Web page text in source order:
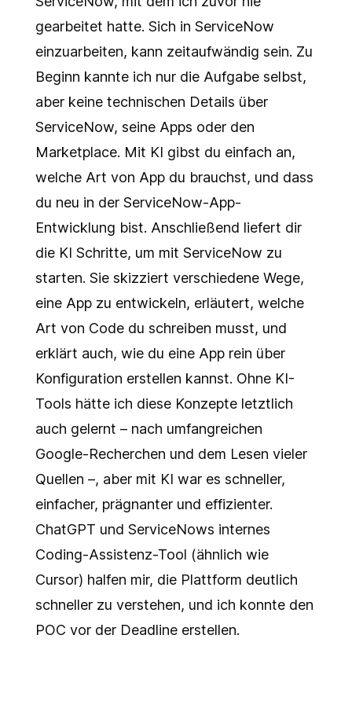
gearbeitet hatte. Sich in ServiceNow
einzuarbeiten, kann zeitaufwändig sein. Zu
Beginn kannte ich nur die Aufgabe selbst,
aber keine technischen Details über
ServiceNow, seine Apps oder den
Marketplace. Mit KI gibst du einfach an,
welche Art von App du brauchst, und dass
du neu in der ServiceNow-App-
Entwicklung bist. Anschließend liefert dir
die KI Schritte, um mit ServiceNow zu
starten. Sie skizziert verschiedene Wege,
eine App zu entwickeln, erläutert, welche
Art von Code du schreiben musst, und
erklärt auch, wie du eine App rein über
Konfiguration erstellen kannst. Ohne KI-
Tools hätte ich diese Konzepte letztlich
auch gelernt – nach umfangreichen
Google-Recherchen und dem Lesen vieler
Quellen –, aber mit KI war es schneller,
einfacher, prägnanter und effizienter.
ChatGPT und ServiceNows internes
Coding-Assistenz-Tool (ähnlich wie
Cursor) halfen mir, die Plattform deutlich
schneller zu verstehen, und ich konnte den
POC vor der Deadline erstellen.